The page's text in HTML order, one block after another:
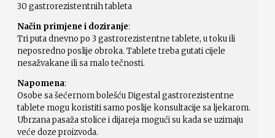
30 gastrorezistentnih tableta
Način primjene i doziranje:
Tri puta dnevno po 3 gastrorezistentne tablete, u toku ili
neposredno poslije obroka. Tablete treba gutati cijele
nesažvakane ili sa malo tečnosti.
Napomena:
Osobe sa šećernom bolešću Digestal gastrorezistentne
tablete mogu koristiti samo poslije konsultacije sa ljekarom.
Ubrzana pasaža stolice i dijareja mogući su kada se uzimaju
veće doze proizvoda.